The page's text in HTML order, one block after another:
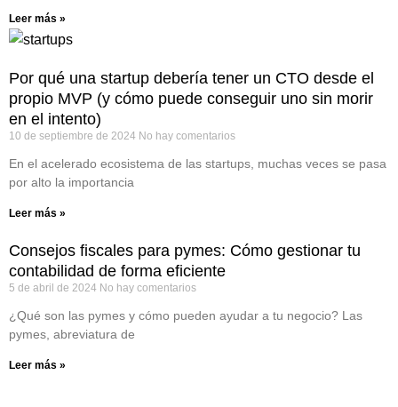
Leer más »
Por qué una startup debería tener un CTO desde el
propio MVP (y cómo puede conseguir uno sin morir
en el intento)
10 de septiembre de 2024 No hay comentarios
En el acelerado ecosistema de las startups, muchas veces se pasa
por alto la importancia
Leer más »
Consejos fiscales para pymes: Cómo gestionar tu
contabilidad de forma eficiente
5 de abril de 2024 No hay comentarios
¿Qué son las pymes y cómo pueden ayudar a tu negocio? Las
pymes, abreviatura de
Leer más »